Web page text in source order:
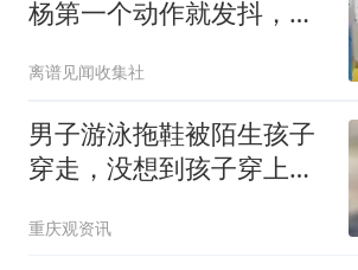
杨第一个动作就发抖，可
离谱见闻收集社
男子游泳拖鞋被陌生孩子
穿走，没想到孩子穿上直
你的拖鞋认主，已经开始
重庆观资讯